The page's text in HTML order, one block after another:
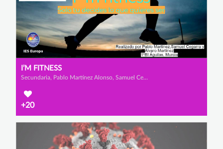
I’M FITNESS
Secundaria, Pablo Martínez Alonso, Samuel Cegarrarra Vargas y Álvaro Martínez
+20